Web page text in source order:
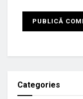
Categories